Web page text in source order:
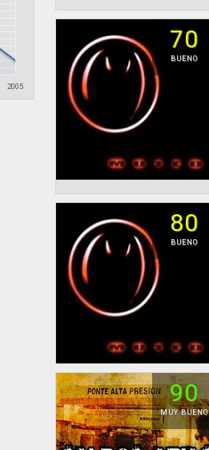
2005
70
BUENO
80
BUENO
90
MUY BUENO